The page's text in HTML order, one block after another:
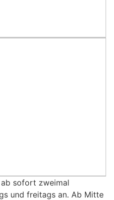
sofort zweimal
und freitags an. Ab Mitte